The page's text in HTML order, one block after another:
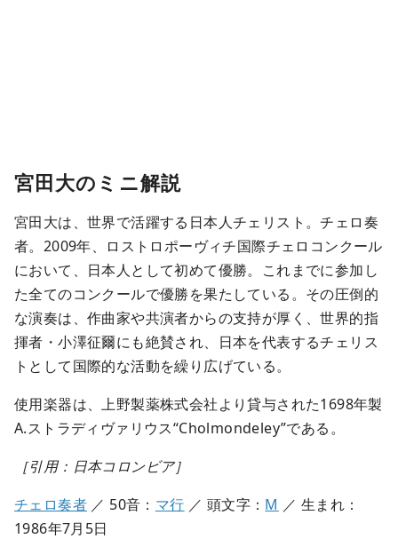
宮田大のミニ解説
宮田大は、世界で活躍する日本人チェリスト。チェロ奏
者。2009年、ロストロポーヴィチ国際チェロコンクール
において、日本人として初めて優勝。これまでに参加し
た全てのコンクールで優勝を果たしている。その圧倒的
な演奏は、作曲家や共演者からの支持が厚く、世界的指
揮者・小澤征爾にも絶賛され、日本を代表するチェリス
トとして国際的な活動を繰り広げている。
使用楽器は、上野製薬株式会社より貸与された1698年製
A.ストラディヴァリウス“Cholmondeley”である。
［引用：日本コロンビア］
チェロ奏者 ／ 50音： マ行 ／ 頭文字： M ／ 生まれ：
1986年7月5日